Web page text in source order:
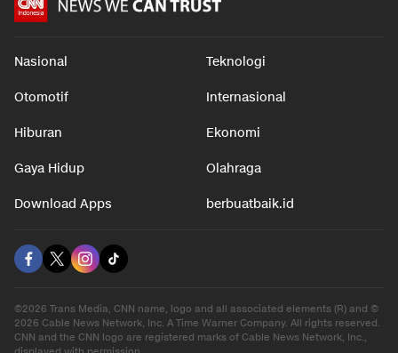
Nasional Teknologi
Otomotif Internasional
Hiburan Ekonomi
Gaya Hidup Olahraga
Download Apps berbuatbaik.id
©2026 Trans Media, CNN name, logo and all associated elements (R) and ©
2026 Cable News Network, Inc. A Time Warner Company. All rights reserved.
CNN and the CNN logo are registered marks of Cable News Network, Inc.,